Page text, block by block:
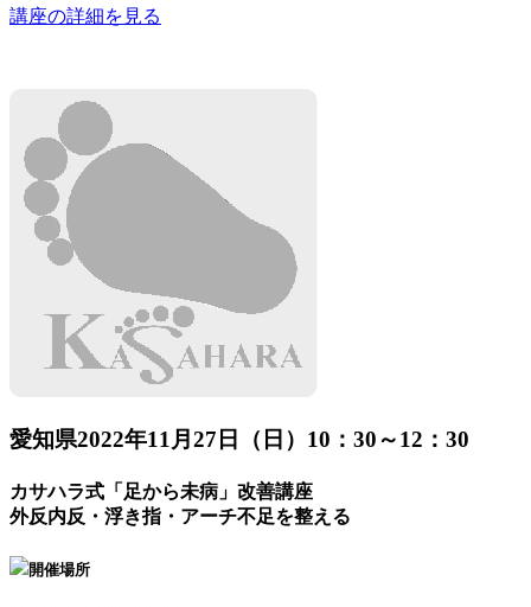
講座の詳細を見る
愛知県2022年11月27日（日）10：30～12：30
カサハラ式「足から未病」改善講座
外反内反・浮き指・アーチ不足を整える
開催場所